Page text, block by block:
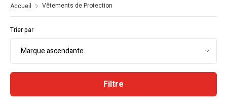
Accueil Vêtements de Protection
Trier par
Filtre